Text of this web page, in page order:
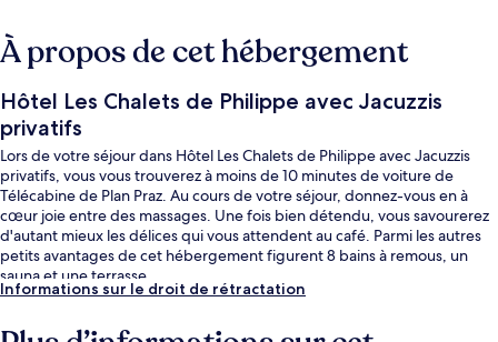
À propos de cet hébergement
Hôtel Les Chalets de Philippe avec Jacuzzis
privatifs
Lors de votre séjour dans Hôtel Les Chalets de Philippe avec Jacuzzis
privatifs, vous vous trouverez à moins de 10 minutes de voiture de
Télécabine de Plan Praz. Au cours de votre séjour, donnez-vous en à
cœur joie entre des massages. Une fois bien détendu, vous savourerez
d'autant mieux les délices qui vous attendent au café. Parmi les autres
petits avantages de cet hébergement figurent 8 bains à remous, un
sauna et une terrasse.
Informations sur le droit de rétractation